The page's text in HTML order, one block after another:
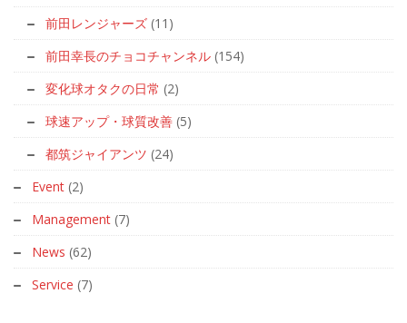
前田レンジャーズ (11)
前田幸長のチョコチャンネル (154)
変化球オタクの日常 (2)
球速アップ・球質改善 (5)
都筑ジャイアンツ (24)
Event (2)
Management (7)
News (62)
Service (7)